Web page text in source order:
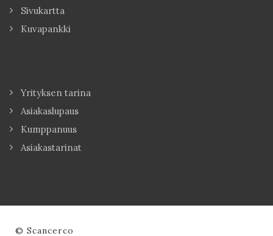
Sivukartta
Kuvapankki
Yrityksen tarina
Asiakaslupaus
Kumppanuus
Asiakastarinat
© Scancerco